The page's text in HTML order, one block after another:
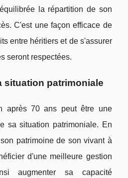
la répartition de son
C'est une façon efficace de
entre héritiers et de s'assurer
seront respectées.
situation patrimoniale
après 70 ans peut être une
sa situation patrimoniale. En
patrimoine de son vivant à
d'une meilleure gestion
augmenter sa capacité